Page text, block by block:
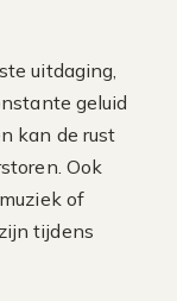
uitdaging,
geluid
kan de rust
Ook
of
tijdens